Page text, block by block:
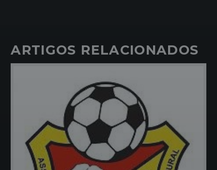
ARTIGOS RELACIONADOS